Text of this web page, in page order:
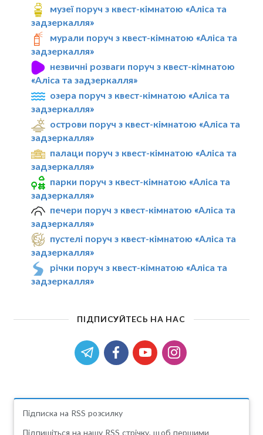
музеї поруч з квест-кімнатою «Алiса та
задзеркалля»
мурали поруч з квест-кімнатою «Алiса та
задзеркалля»
незвичні розваги поруч з квест-кімнатою
«Алiса та задзеркалля»
озера поруч з квест-кімнатою «Алiса та
задзеркалля»
острови поруч з квест-кімнатою «Алiса та
задзеркалля»
палаци поруч з квест-кімнатою «Алiса та
задзеркалля»
парки поруч з квест-кімнатою «Алiса та
задзеркалля»
печери поруч з квест-кімнатою «Алiса та
задзеркалля»
пустелі поруч з квест-кімнатою «Алiса та
задзеркалля»
річки поруч з квест-кімнатою «Алiса та
задзеркалля»
ПІДПИСУЙТЕСЬ НА НАС
Підписка на RSS розсилку
Підпишіться на нашу RSS стрічку, щоб першими